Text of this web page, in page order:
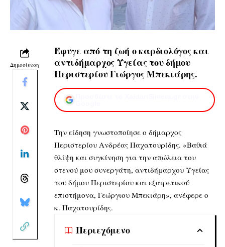
Δημοσίευση
Έφυγε από τη ζωή ο καρδιολόγος και
αντιδήμαρχος Υγείας του δήμου
Περιστερίου Γιώργος Μπεκιάρης.
Την είδηση γνωστοποίησε ο δήμαρχος
Περιστερίου Ανδρέας Παχατουρίδης. «Βαθιά
θλίψη και συγκίνηση για την απώλεια του
στενού μου συνεργάτη, αντιδήμαρχου Υγείας
του δήμου Περιστερίου και εξαιρετικού
επιστήμονα, Γεώργιου Μπεκιάρη», ανέφερε ο
κ. Παχατουρίδης.
Περιεχόμενο